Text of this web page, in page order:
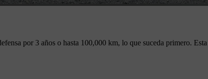
por 3 años o hasta 100,000 km, lo que suceda primero.